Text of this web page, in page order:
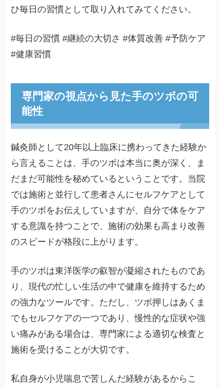
ひ毎日の習慣として取り入れてみてください。
#毎日の習慣 #継続の大切さ #体質改善 #予防ケア
#健康習慣
専門家の視点から見た手のツボの可
能性
鍼灸師として20年以上臨床に携わってきた経験か
ら言えることは、手のツボは本当に奥が深く、ま
だまだ可能性を秘めているということです。当院
では施術と並行して患者さんにセルフケアとして
手のツボをお伝えしていますが、自分で体をケア
する意識を持つことで、施術の効果も高まり改善
のスピードが格段に上がります。
手のツボは東洋医学の叡智が凝縮されたものであ
り、現代の忙しい生活の中で健康を維持するため
の強力なツールです。ただし、ツボ押しはあくま
でもセルフケアの一つであり、慢性的な症状や強
い痛みがある場合は、専門家による適切な検査と
施術を受けることが大切です。
私自身が小児喘息で苦しんだ経験があるからこ